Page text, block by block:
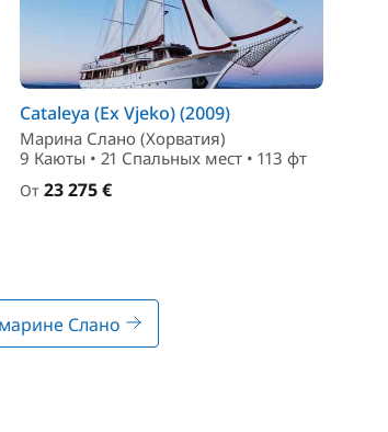
Cataleya (Ex Vjeko) (2009)
Марина Слано (Хорватия)
9 Каюты • 21 Спальныx мест • 113 фт
От 23 275 €
Слано